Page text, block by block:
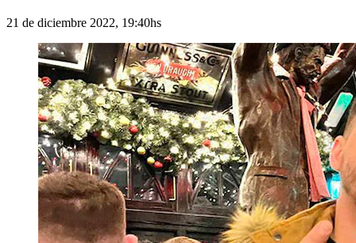
21 de diciembre 2022, 19:40hs